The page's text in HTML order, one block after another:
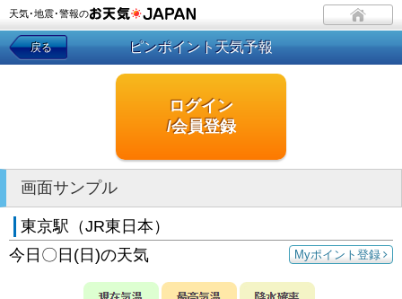
天気･地震･警報の
戻る ピンポイント天気予報
ログイン
/会員登録
画面サンプル
東京駅（JR東日本）
Myポイント登録
今日〇日(日)の天気